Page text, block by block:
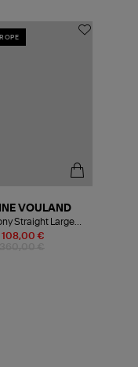
108,00 €
VOULAND
Straight Large
Strass Bleu